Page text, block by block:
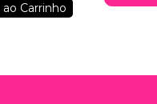
Carrinho